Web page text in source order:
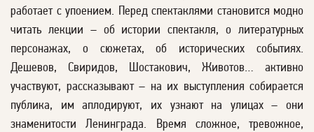
работает с упоением. Перед спектаклями становится модно
читать лекции – об истории спектакля, о литературных
персонажах, о сюжетах, об исторических событиях.
Дешевов, Свиридов, Шостакович, Животов… активно
участвуют, рассказывают – на их выступления собирается
публика, им аплодируют, их узнают на улицах – они
знаменитости Ленинграда. Время сложное, тревожное,